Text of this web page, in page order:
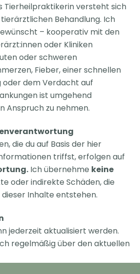
Tierheilpraktikerin versteht sich
Behandlung. Ich
– kooperativ mit den
oder Kliniken
oder schweren
Fieber, einer schnellen
dem Verdacht auf
ist umgehend
Anspruch zu nehmen.
die du auf Basis der hier
triffst, erfolgen auf
Ich übernehme keine
oder indirekte Schäden, die
Inhalte entstehen.
jederzeit aktualisiert werden.
regelmäßig über den aktuellen